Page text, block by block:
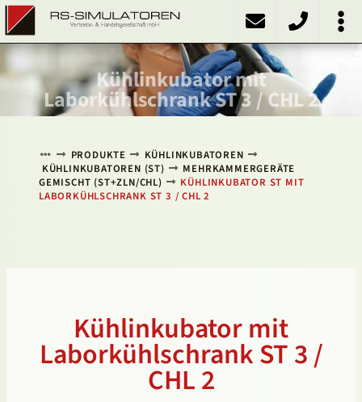
Kühlinkubator mit
Laborkühlschrank ST 3 / CHL 2
ST 3 / CHL 2
PRODUKTE
KÜHLINKUBATOREN
KÜHLINKUBATOREN (ST)
MEHRKAMMERGERÄTE
GEMISCHT (ST+ZLN/CHL)
KÜHLINKUBATOR ST MIT
LABORKÜHLSCHRANK ST 3 / CHL 2
Kühlinkubator mit
Laborkühlschrank ST 3 /
CHL 2
PRODUKTE
Kühlschränke
Kühlinkubatoren
Heizschränke
Klimaschränke
Sonstiges
ÜBER UNS
KONTAKT
NACH OBEN